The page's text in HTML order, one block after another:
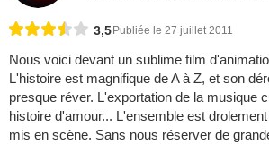
3,5 Publiée le 27 juillet 2011
Nous voici devant un sublime film
L'histoire est magnifique de A à Z, et son
presque réver. L'exportation de la musique
histoire d'amour... L'ensemble est
mis en scène. Sans nous réserver de